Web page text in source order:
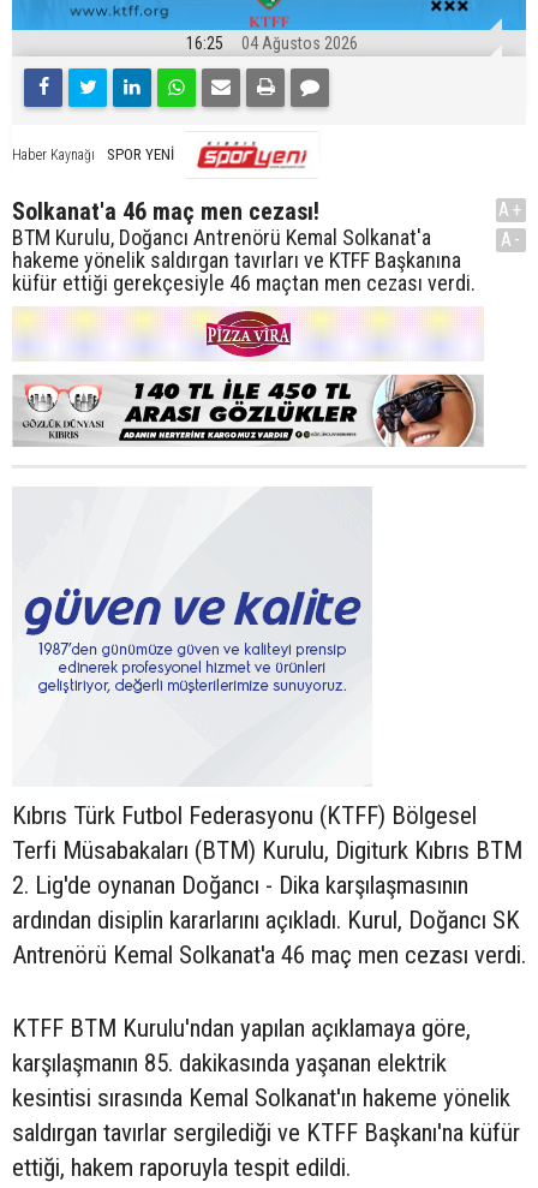
16:25 04 Ağustos 2026
Haber Kaynağı SPOR YENİ
Solkanat'a 46 maç men cezası!
BTM Kurulu, Doğancı Antrenörü Kemal Solkanat'a
hakeme yönelik saldırgan tavırları ve KTFF Başkanına
küfür ettiği gerekçesiyle 46 maçtan men cezası verdi.
A+
A-
Kıbrıs Türk Futbol Federasyonu (KTFF) Bölgesel
Terfi Müsabakaları (BTM) Kurulu, Digiturk Kıbrıs BTM
2. Lig'de oynanan Doğancı - Dika karşılaşmasının
ardından disiplin kararlarını açıkladı. Kurul, Doğancı SK
Antrenörü Kemal Solkanat'a 46 maç men cezası verdi.
KTFF BTM Kurulu'ndan yapılan açıklamaya göre,
karşılaşmanın 85. dakikasında yaşanan elektrik
kesintisi sırasında Kemal Solkanat'ın hakeme yönelik
saldırgan tavırlar sergilediği ve KTFF Başkanı'na küfür
ettiği, hakem raporuyla tespit edildi.